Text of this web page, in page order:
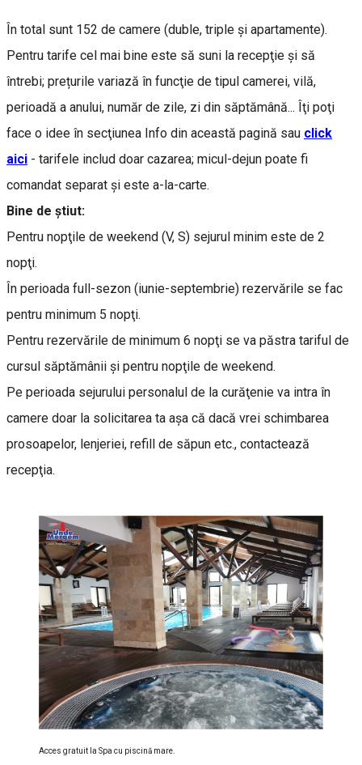
În total sunt 152 de camere (duble, triple şi apartamente).
Pentru tarife cel mai bine este să suni la recepţie şi să
întrebi; prețurile variază în funcţie de tipul camerei, vilă,
perioadă a anului, număr de zile, zi din săptămână... Îţi poţi
face o idee în secţiunea Info din această pagină sau click
aici - tarifele includ doar cazarea; micul-dejun poate fi
comandat separat şi este a-la-carte.
Bine de ştiut:
Pentru nopţile de weekend (V, S) sejurul minim este de 2
nopţi.
În perioada full-sezon (iunie-septembrie) rezervările se fac
pentru minimum 5 nopţi.
Pentru rezervările de minimum 6 nopţi se va păstra tariful de
cursul săptămânii şi pentru nopţile de weekend.
Pe perioada sejurului personalul de la curăţenie va intra în
camere doar la solicitarea ta aşa că dacă vrei schimbarea
prosoapelor, lenjeriei, refill de săpun etc., contactează
recepţia.
Acces gratuit la Spa cu piscină mare.